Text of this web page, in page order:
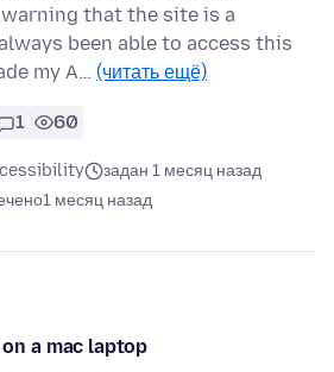
that the site is a
been able to access this
my A… (читать ещё)
1 60
задан 1 месяц назад
1 месяц назад
a mac laptop